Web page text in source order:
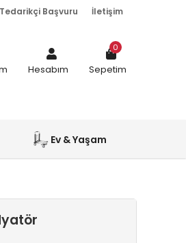
Tedarikçi Başvuru İletişim
Hesabım Sepetim
0
Ev & Yaşam